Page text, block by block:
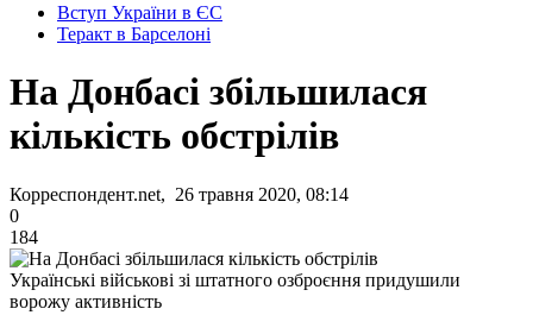
Вступ України в ЄС
Теракт в Барселоні
На Донбасі збільшилася
кількість обстрілів
Корреспондент.net, 26 травня 2020, 08:14
0
184
Українські військові зі штатного озброєння придушили
ворожу активність